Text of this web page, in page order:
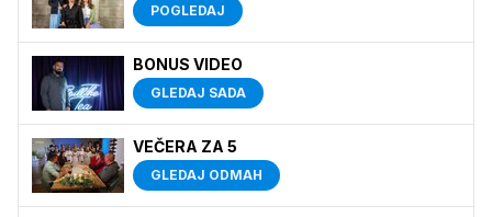
POGLEDAJ
BONUS VIDEO
GLEDAJ SADA
VEČERA ZA 5
GLEDAJ ODMAH